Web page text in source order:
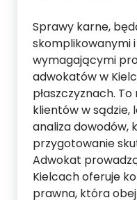
Sprawy karne,
skomplikowanymi
wymagającymi
adwokatów w
płaszczyznach.
klientów w sądzie,
analiza dowodów,
przygotowanie
Adwokat
Kielcach oferuje
prawna, która